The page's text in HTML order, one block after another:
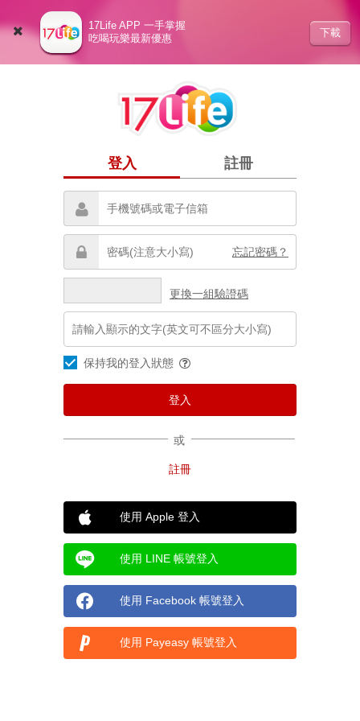
17Life APP 一手掌握
吃喝玩樂最新優惠
下載
登入 註冊
忘記密碼？
更換一組驗證碼
保持我的登入狀態
或
使用 Apple 登入
使用 LINE 帳號登入
使用 Facebook 帳號登入
使用 Payeasy 帳號登入